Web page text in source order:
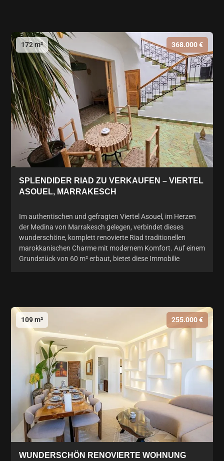
172 m² 368.000 €
SPLENDIDER RIAD ZU VERKAUFEN – VIERTEL
ASOUEL, MARRAKESCH
Im authentischen und gefragten Viertel Asouel, im Herzen
der Medina von Marrakesch gelegen, verbindet dieses
wunderschöne, komplett renovierte Riad traditionellen
marokkanischen Charme mit modernem Komfort. Auf einem
Grundstück von 60 m² erbaut, bietet diese Immobilie
109 m² 255.000 €
WUNDERSCHÖN RENOVIERTE WOHNUNG